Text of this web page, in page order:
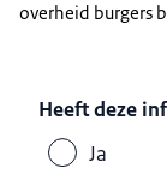
overheid burgers
Heeft deze
Ja